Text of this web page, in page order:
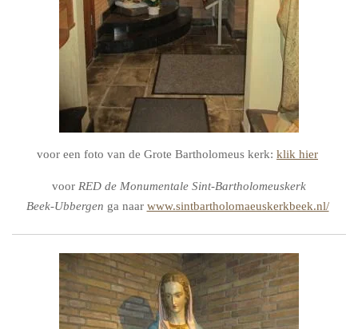
voor een foto van de Grote Bartholomeus kerk: klik hier
voor RED de Monumentale Sint-Bartholomeuskerk
Beek-Ubbergen ga naar www.sintbartholomaeuskerkbeek.nl/